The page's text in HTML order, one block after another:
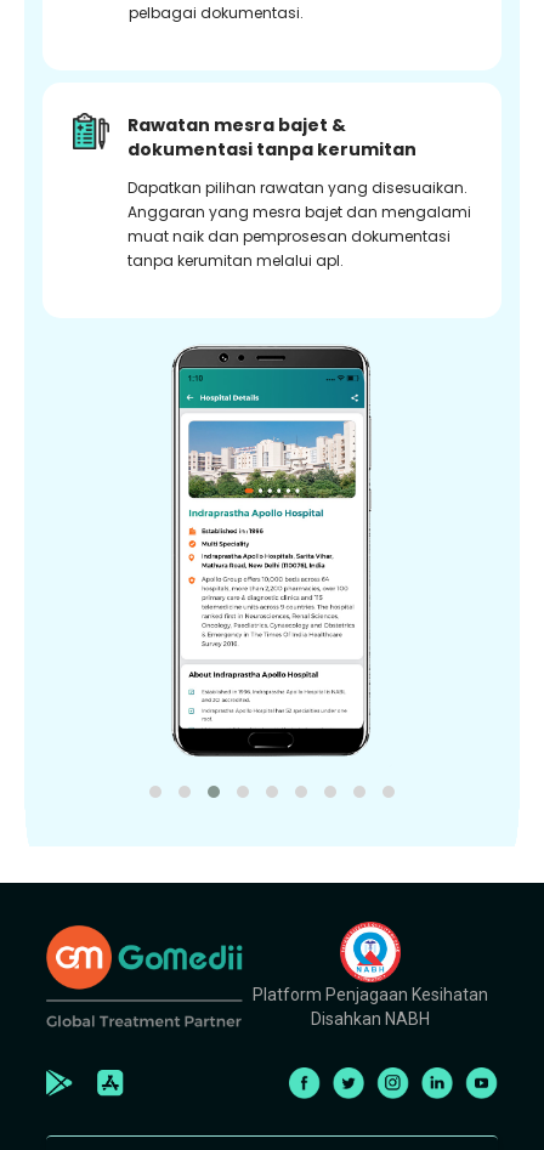
pelbagai dokumentasi.
Rawatan mesra bajet &
dokumentasi tanpa kerumitan
Dapatkan pilihan rawatan yang disesuaikan.
Anggaran yang mesra bajet dan mengalami
muat naik dan pemprosesan dokumentasi
tanpa kerumitan melalui apl.
Platform Penjagaan Kesihatan
Disahkan NABH